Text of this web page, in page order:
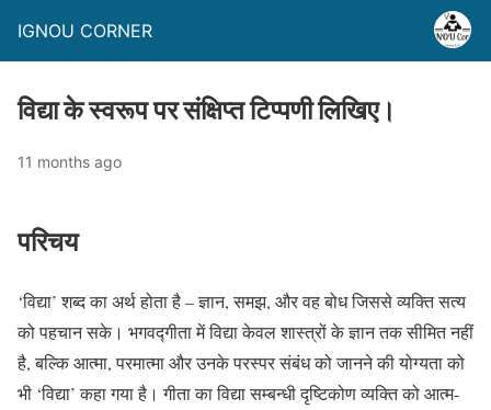
IGNOU CORNER
विद्या के स्वरूप पर संक्षिप्त टिप्पणी लिखिए।
11 months ago
परिचय
‘विद्या’ शब्द का अर्थ होता है – ज्ञान, समझ, और वह बोध जिससे व्यक्ति सत्य
को पहचान सके। भगवद्गीता में विद्या केवल शास्त्रों के ज्ञान तक सीमित नहीं
है, बल्कि आत्मा, परमात्मा और उनके परस्पर संबंध को जानने की योग्यता को
भी ‘विद्या’ कहा गया है। गीता का विद्या सम्बन्धी दृष्टिकोण व्यक्ति को आत्म-